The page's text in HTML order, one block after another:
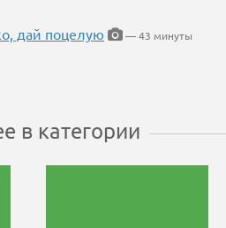
дай поцелую
— 43 минуты
в категории